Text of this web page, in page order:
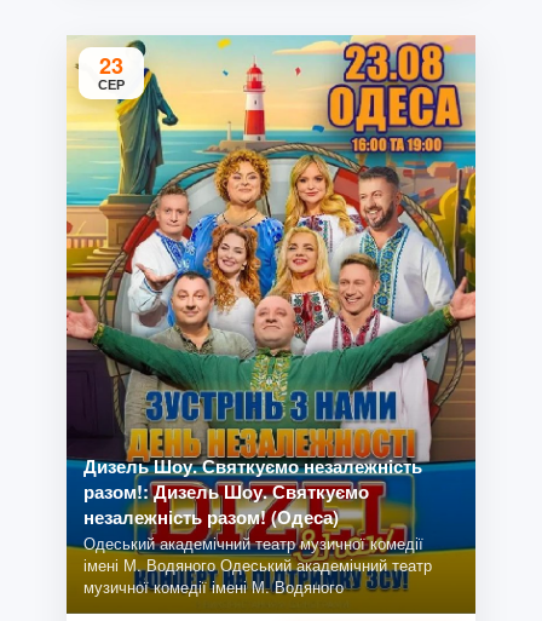
23
СЕР
Дизель Шоу. Святкуємо незалежність
разом!: Дизель Шоу. Святкуємо
незалежність разом! (Одеса)
Одеський академічний театр музичної комедії
імені М. Водяного Одеський академічний театр
музичної комедії імені М. Водяного